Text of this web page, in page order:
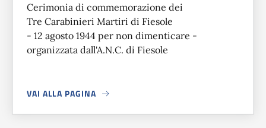
Cerimonia di commemorazione dei
Tre Carabinieri Martiri di Fiesole
- 12 agosto 1944 per non dimenticare -
organizzata dall'A.N.C. di Fiesole
VAI ALLA PAGINA
A PROPOSITO DITRE CARABINIERI MARTIRI DI FIESOLE